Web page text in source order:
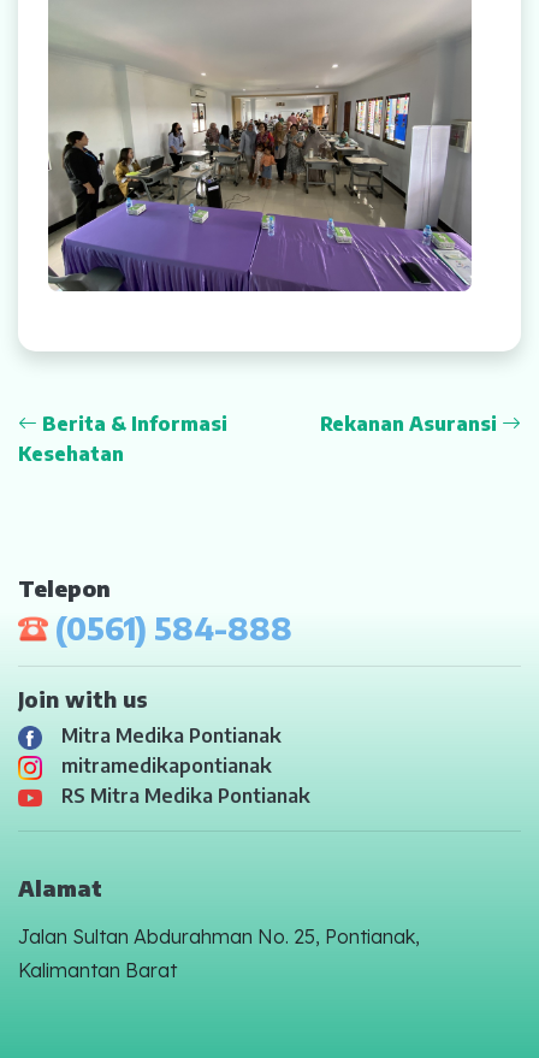
Karir
Berita & Informasi
Kesehatan
Rekanan Asuransi
Telepon
(0561) 584-888
Join with us
Mitra Medika Pontianak
mitramedikapontianak
RS Mitra Medika Pontianak
Alamat
Jalan Sultan Abdurahman No. 25, Pontianak,
Kalimantan Barat